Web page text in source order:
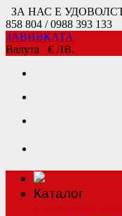
ЗА НАС Е
858 804 / 0988 393 133
ЗАВИВКАТА
Валута € ЛВ.
Каталог